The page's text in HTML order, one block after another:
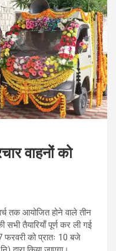
वाहनों को
तक आयोजित होने वाले तीन
सभी तैयारियाँ पूर्ण कर ली गई
फरवरी को प्रातः 10 बजे